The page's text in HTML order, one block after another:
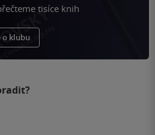
tisíce knih
o klubu